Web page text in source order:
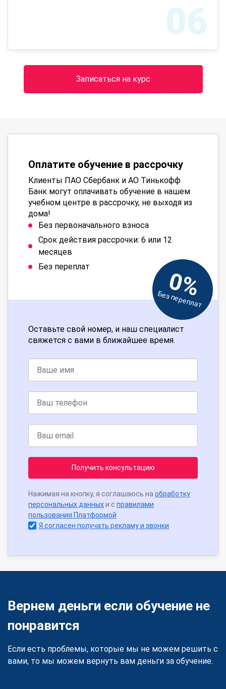
06
Записаться на курс
Оплатите обучение в рассрочку
Клиенты ПАО Сбербанк и АО Тинькофф
Банк могут оплачивать обучение в нашем
учебном центре в рассрочку, не выходя из
дома!
Без первоначального взноса
Срок действия рассрочки: 6 или 12
месяцев
Без переплат
0%
Без переплат
Оставьте свой номер, и наш специалист
свяжется с вами в ближайшее время.
Получить консультацию
Нажимая на кнопку, я соглашаюсь на обработку
персональных данныхи с правилами
пользования Платформой
Я согласен получать рекламу и звонки
Вернем деньги если обучение не
понравится
Если есть проблемы, которые мы не можем решить с
вами, то мы можем вернуть вам деньги за обучение.